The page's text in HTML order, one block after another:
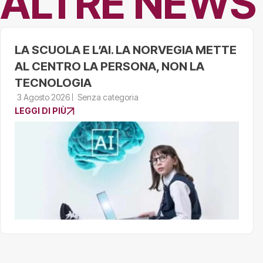
LA SCUOLA E L’AI. LA NORVEGIA METTE
AL CENTRO LA PERSONA, NON LA
TECNOLOGIA
3 Agosto 2026
Senza categoria
LEGGI DI PIÙ